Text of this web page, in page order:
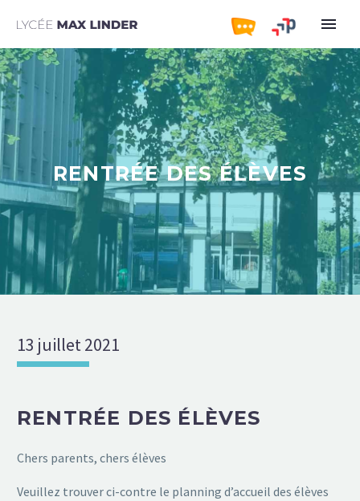
RENTRÉE DES ÉLÈVES
13 juillet 2021
RENTRÉE DES ÉLÈVES
Chers parents, chers élèves
Veuillez trouver ci-contre le planning d’accueil des élèves